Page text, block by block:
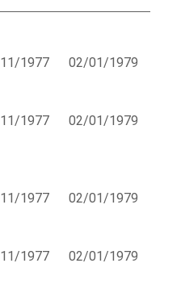
1977 02/01/1979
1977 02/01/1979
1977 02/01/1979
1977 02/01/1979